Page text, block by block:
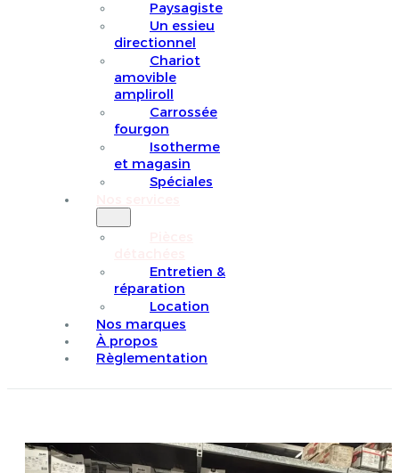
Paysagiste
Un essieu
directionnel
Chariot
amovible
ampliroll
Carrossée
fourgon
Isotherme
et magasin
Spéciales
Entretien &
réparation
Location
Nos marques
À propos
Règlementation